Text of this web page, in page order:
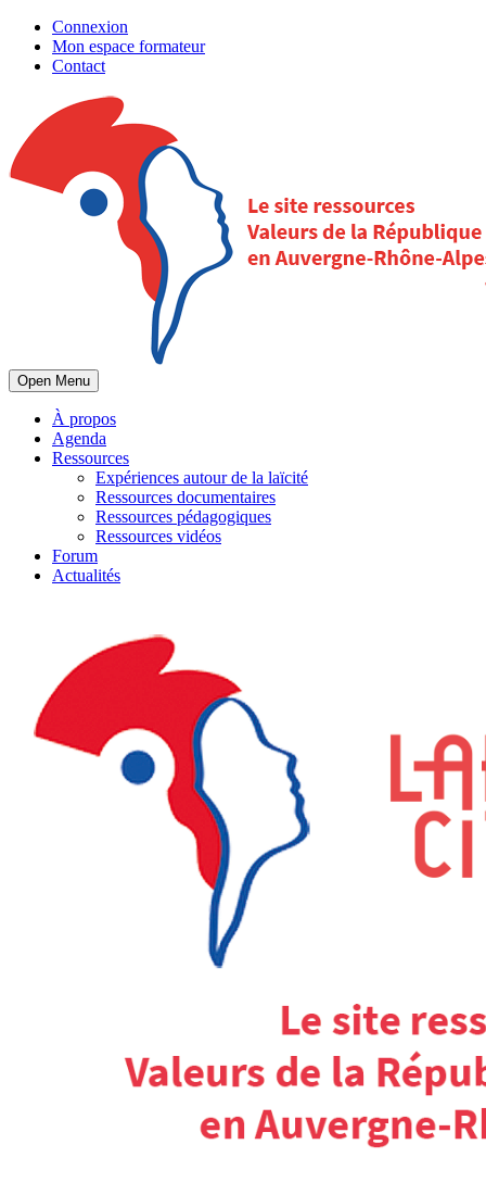
Connexion
Mon espace formateur
Contact
Open Menu
À propos
Agenda
Ressources
Expériences autour de la laïcité
Ressources documentaires
Ressources pédagogiques
Ressources vidéos
Forum
Actualités